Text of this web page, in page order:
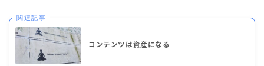
関連記事
コンテンツは資産になる